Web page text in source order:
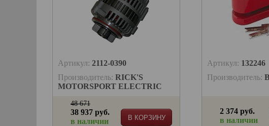
Артикул: 2112-0390
Производитель: RICK'S
MOTORSPORT ELECTRIC
В КОРЗИНУ
48 671
38 937 руб.
в наличии
Артикул: 132246
Производитель:
2 374 руб.
в наличии